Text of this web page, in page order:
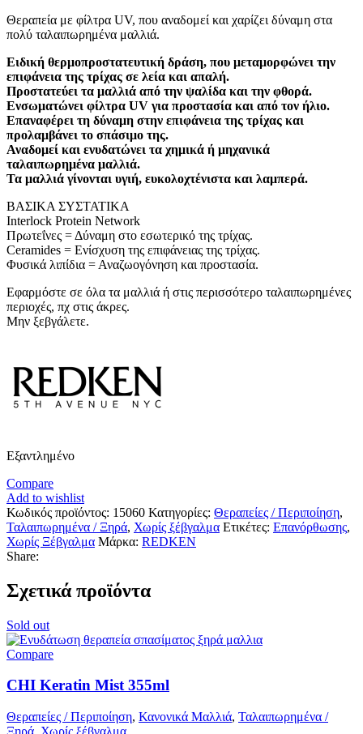
Θεραπεία με φίλτρα UV, που αναδομεί και χαρίζει δύναμη στα
πολύ ταλαιπωρημένα μαλλιά.
Ειδική θερμοπροστατευτική δράση, που μεταμορφώνει την
επιφάνεια της τρίχας σε λεία και απαλή.
Προστατεύει τα μαλλιά από την ψαλίδα και την φθορά.
Ενσωματώνει φίλτρα UV για προστασία και από τον ήλιο.
Επαναφέρει τη δύναμη στην επιφάνεια της τρίχας και
προλαμβάνει το σπάσιμο της.
Αναδομεί και ενυδατώνει τα χημικά ή μηχανικά
ταλαιπωρημένα μαλλιά.
Τα μαλλιά γίνονται υγιή, ευκολοχτένιστα και λαμπερά.
ΒΑΣΙΚΑ ΣΥΣΤΑΤΙΚΑ
Interlock Protein Network
Πρωτεΐνες = Δύναμη στο εσωτερικό της τρίχας.
Ceramides = Ενίσχυση της επιφάνειας της τρίχας.
Φυσικά λιπίδια = Αναζωογόνηση και προστασία.
Εφαρμόστε σε όλα τα μαλλιά ή στις περισσότερο ταλαιπωρημένες
περιοχές, πχ στις άκρες.
Μην ξεβγάλετε.
Εξαντλημένο
Compare
Add to wishlist
Κωδικός προϊόντος: 15060 Κατηγορίες: Θεραπείες / Περιποίηση,
Ταλαιπωρημένα / Ξηρά, Χωρίς ξέβγαλμα Ετικέτες: Επανόρθωσης,
Χωρίς Ξέβγαλμα Μάρκα: REDKEN
Share:
Σχετικά προϊόντα
Sold out
Compare
CHI Keratin Mist 355ml
Θεραπείες / Περιποίηση, Κανονικά Μαλλιά, Ταλαιπωρημένα /